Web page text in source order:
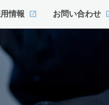
情報 お問い合わせ